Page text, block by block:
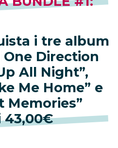
i tre album
One Direction
All Night”,
Me Home” e
Memories”
43,00€